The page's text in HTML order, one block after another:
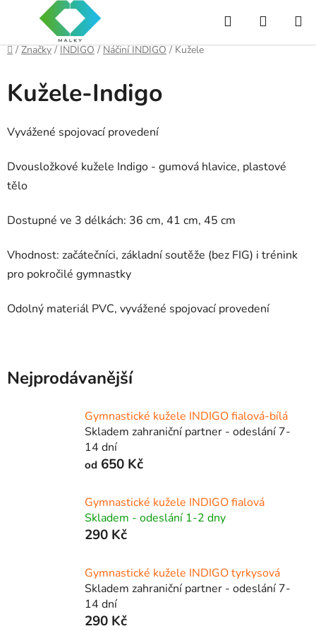
Hledat
KOŠÍK
Domů
/ Značky / INDIGO / Náčiní INDIGO / Kužele
Kužele-Indigo
Vyvážené spojovací provedení
Dvousložkové kužele Indigo - gumová hlavice, plastové
tělo
Dostupné ve 3 délkách: 36 cm, 41 cm, 45 cm
Vhodnost: začátečníci, základní soutěže (bez FIG) i trénink
pro pokročilé gymnastky
Odolný materiál PVC, vyvážené spojovací provedení
Nejprodávanější
Gymnastické kužele INDIGO fialová-bílá
Skladem zahraniční partner - odeslání 7-
14 dní
od 650 Kč
Gymnastické kužele INDIGO fialová
Skladem - odeslání 1-2 dny
290 Kč
Gymnastické kužele INDIGO tyrkysová
Skladem zahraniční partner - odeslání 7-
14 dní
290 Kč